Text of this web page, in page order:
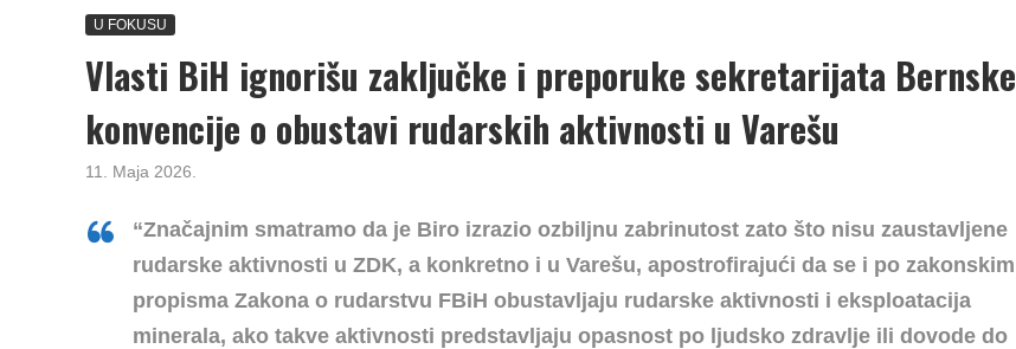
U FOKUSU
Vlasti BiH ignorišu zaključke i preporuke sekretarijata Bernske
konvencije o obustavi rudarskih aktivnosti u Varešu
11. Maja 2026.
“Značajnim smatramo da je Biro izrazio ozbiljnu zabrinutost zato što nisu zaustavljene
rudarske aktivnosti u ZDK, a konkretno i u Varešu, apostrofirajući da se i po zakonskim
propisma Zakona o rudarstvu FBiH obustavljaju rudarske aktivnosti i eksploatacija
minerala, ako takve aktivnosti predstavljaju opasnost po ljudsko zdravlje ili dovode do